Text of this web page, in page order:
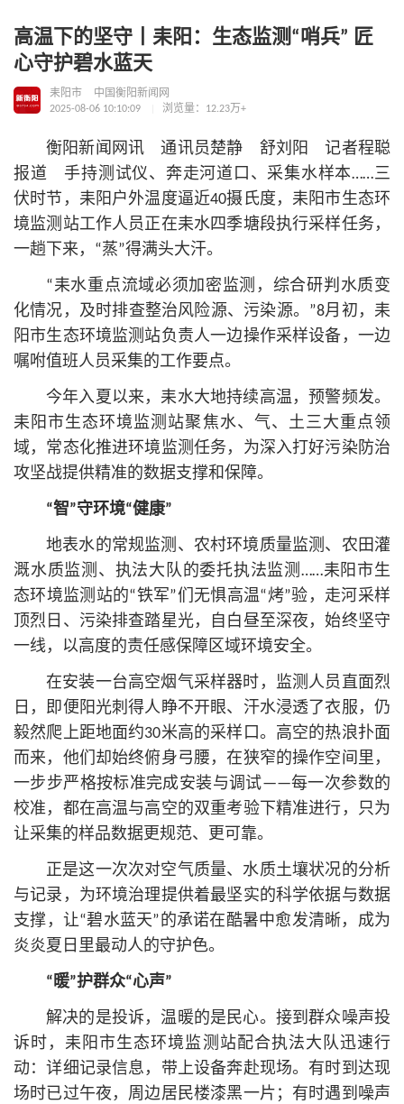
高温下的坚守丨耒阳：生态监测“哨兵” 匠
心守护碧水蓝天
耒阳市
中国衡阳新闻网
2025-08-06 10:10:09
浏览量：12.23万+
衡阳新闻网讯 通讯员楚静 舒刘阳 记者程聪
报道 手持测试仪、奔走河道口、采集水样本……三
伏时节，耒阳户外温度逼近40摄氏度，耒阳市生态环
境监测站工作人员正在耒水四季塘段执行采样任务，
一趟下来，“蒸”得满头大汗。
“耒水重点流域必须加密监测，综合研判水质变
化情况，及时排查整治风险源、污染源。”8月初，耒
阳市生态环境监测站负责人一边操作采样设备，一边
嘱咐值班人员采集的工作要点。
今年入夏以来，耒水大地持续高温，预警频发。
耒阳市生态环境监测站聚焦水、气、土三大重点领
域，常态化推进环境监测任务，为深入打好污染防治
攻坚战提供精准的数据支撑和保障。
“智”守环境“健康”
地表水的常规监测、农村环境质量监测、农田灌
溉水质监测、执法大队的委托执法监测……耒阳市生
态环境监测站的“铁军”们无惧高温“烤”验，走河采样
顶烈日、污染排查踏星光，自白昼至深夜，始终坚守
一线，以高度的责任感保障区域环境安全。
在安装一台高空烟气采样器时，监测人员直面烈
日，即便阳光刺得人睁不开眼、汗水浸透了衣服，仍
毅然爬上距地面约30米高的采样口。高空的热浪扑面
而来，他们却始终俯身弓腰，在狭窄的操作空间里，
一步步严格按标准完成安装与调试——每一次参数的
校准，都在高温与高空的双重考验下精准进行，只为
让采集的样品数据更规范、更可靠。
正是这一次次对空气质量、水质土壤状况的分析
与记录，为环境治理提供着最坚实的科学依据与数据
支撑，让“碧水蓝天”的承诺在酷暑中愈发清晰，成为
炎炎夏日里最动人的守护色。
“暖”护群众“心声”
解决的是投诉，温暖的是民心。接到群众噪声投
诉时，耒阳市生态环境监测站配合执法大队迅速行
动：详细记录信息，带上设备奔赴现场。有时到达现
场时已过午夜，周边居民楼漆黑一片；有时遇到噪声